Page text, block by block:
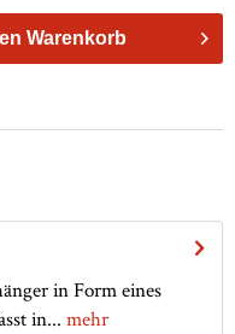
Warenkorb
in Form eines
in... mehr